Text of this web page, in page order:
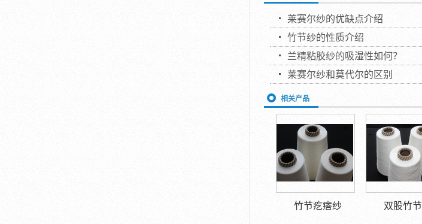
莱赛尔纱的优缺点介绍
竹节纱的性质介绍
兰精粘胶纱的吸湿性如何？
莱赛尔纱和莫代尔的区别
相关产品
竹节疙瘩纱 双股竹